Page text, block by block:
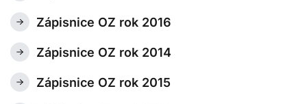
Zápisnice OZ rok 2016
Zápisnice OZ rok 2014
Zápisnice OZ rok 2015